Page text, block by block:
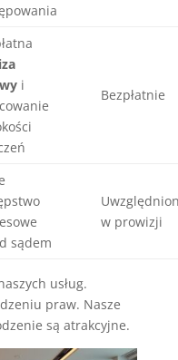
i
Bezpłatnie
sądem
w prowizji
usług.
praw. Nasze
są atrakcyjne.